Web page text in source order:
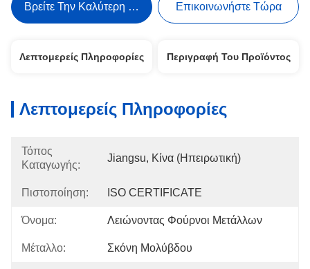
Βρείτε Την Καλύτερη Τιμή Επικοινωνήστε Τώρα
Λεπτομερείς Πληροφορίες Περιγραφή Του Προϊόντος
Λεπτομερείς Πληροφορίες
Τόπος
Καταγωγής:
Jiangsu, Κίνα (Ηπειρωτική)
Πιστοποίηση: ISO CERTIFICATE
Όνομα: Λειώνοντας Φούρνοι Μετάλλων
Μέταλλο: Σκόνη Μολύβδου